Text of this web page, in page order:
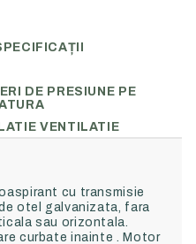
DE PRESIUNE PE
VENTILATIE
cu transmisie
otel galvanizata, fara
sau orizontala.
curbate inainte . Motor